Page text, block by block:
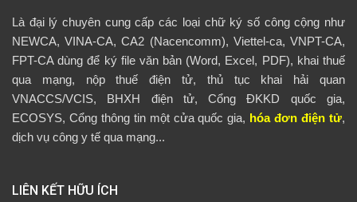
Là đại lý chuyên cung cấp các loại chữ ký số công cộng như
NEWCA, VINA-CA, CA2 (Nacencomm), Viettel-ca, VNPT-CA,
FPT-CA dùng để ký file văn bản (Word, Excel, PDF), khai thuế
qua mạng, nộp thuế điện tử, thủ tục khai hải quan
VNACCS/VCIS, BHXH điện tử, Cổng ĐKKD quốc gia,
ECOSYS, Cổng thông tin một cửa quốc gia, hóa đơn điện tử,
dịch vụ công y tế qua mạng...
LIÊN KẾT HỮU ÍCH